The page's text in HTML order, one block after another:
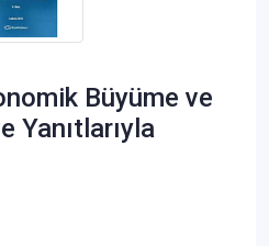
Büyüme ve
Yanıtlarıyla